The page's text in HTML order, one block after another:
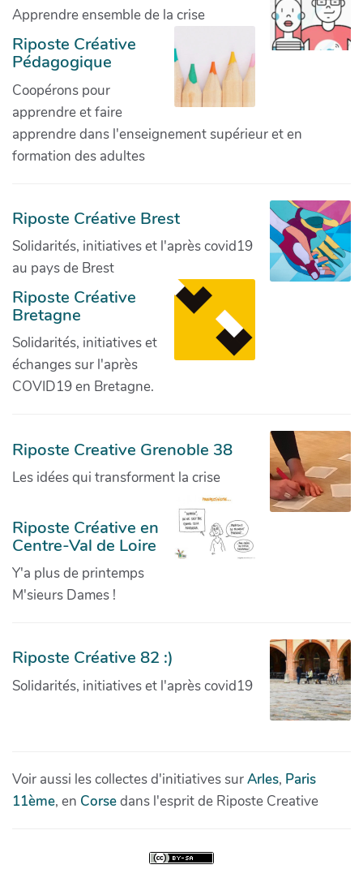
Apprendre ensemble de la crise
Riposte Créative
Pédagogique
Coopérons pour
apprendre et faire
apprendre dans l'enseignement supérieur et en
formation des adultes
Riposte Créative Brest
Solidarités, initiatives et l'après covid19
au pays de Brest
Riposte Créative
Bretagne
Solidarités, initiatives et
échanges sur l'après
COVID19 en Bretagne.
Riposte Creative Grenoble 38
Les idées qui transforment la crise
Riposte Créative en
Centre-Val de Loire
Y'a plus de printemps
M'sieurs Dames !
Riposte Créative 82 :)
Solidarités, initiatives et l'après covid19
Voir aussi les collectes d'initiatives surArles, Paris
11ème, en Corsedans l'esprit de Riposte Creative